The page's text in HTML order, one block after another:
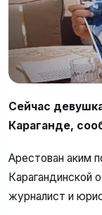
Сейчас
Караганде,
Арестован аким
Карагандинской
журналист и